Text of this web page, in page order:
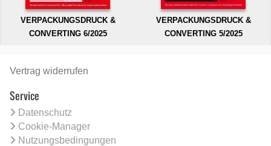
VERPACKUNGSDRUCK &
CONVERTING 6/2025
VERPACKUNGSDRUCK &
CONVERTING 5/2025
Vertrag widerrufen
Service
Datenschutz
Cookie-Manager
Nutzungsbedingungen